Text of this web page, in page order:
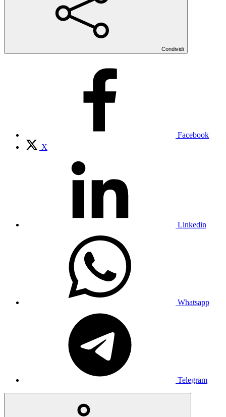
Condividi
Facebook
X
Linkedin
Whatsapp
Telegram